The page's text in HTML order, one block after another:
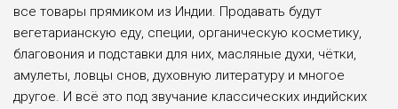
все товары прямиком из Индии. Продавать будут
вегетарианскую еду, специи, органическую косметику,
благовония и подставки для них, масляные духи, чётки,
амулеты, ловцы снов, духовную литературу и многое
другое. И всё это под звучание классических индийских